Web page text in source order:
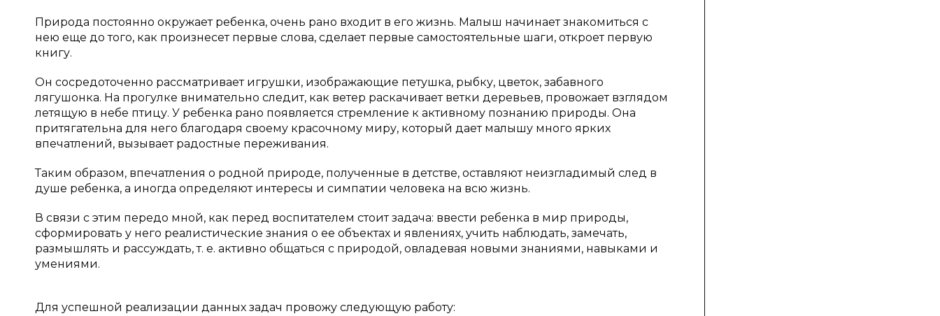
Природа постоянно окружает ребенка, очень рано входит в его жизнь. Малыш начинает знакомиться с
нею еще до того, как произнесет первые слова, сделает первые самостоятельные шаги, откроет первую
книгу.
Он сосредоточенно рассматривает игрушки, изображающие петушка, рыбку, цветок, забавного
лягушонка. На прогулке внимательно следит, как ветер раскачивает ветки деревьев, провожает взглядом
летящую в небе птицу. У ребенка рано появляется стремление к активному познанию природы. Она
притягательна для него благодаря своему красочному миру, который дает малышу много ярких
впечатлений, вызывает радостные переживания.
Таким образом, впечатления о родной природе, полученные в детстве, оставляют неизгладимый след в
душе ребенка, а иногда определяют интересы и симпатии человека на всю жизнь.
В связи с этим передо мной, как перед воспитателем стоит задача: ввести ребенка в мир природы,
сформировать у него реалистические знания о ее объектах и явлениях, учить наблюдать, замечать,
размышлять и рассуждать, т. е. активно общаться с природой, овладевая новыми знаниями, навыками и
умениями.
Для успешной реализации данных задач провожу следующую работу: